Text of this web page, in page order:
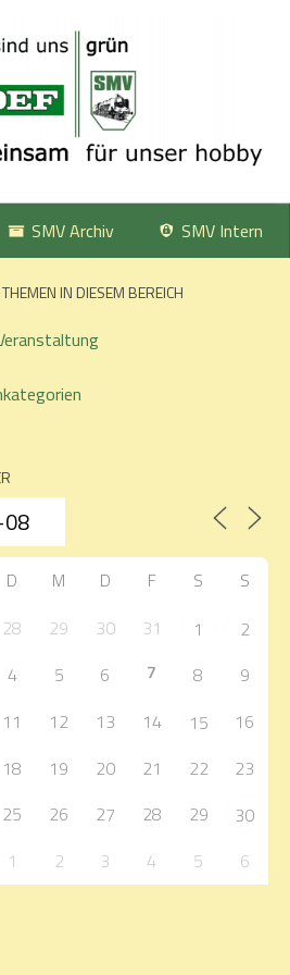
SMV Intern
SMV Archiv
IN DIESEM BEREICH
D M D F S S
28 29 30 31 1
2
4 5 6 7 8
9
11 12 13 14 15
16
18 19 20 21 22
23
25 26 27 28 29
30
1 2 3 4 5 6